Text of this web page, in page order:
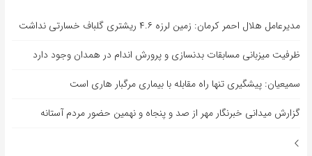
مدیرعامل هلال احمر کرمان: زمین لرزه ۴.۶ ریشتری گلباف خسارتی نداشت
ظرفیت میزبانی مسابقات بدنسازی و پرورش اندام در همدان وجود دارد
سمیعیان: پیشگیری تنها راه مقابله با بیماری مرگبار هاری است
گزارش میدانی خبرنگار مهر از صد و پنجاه و نهمین حضور مردم آستانه